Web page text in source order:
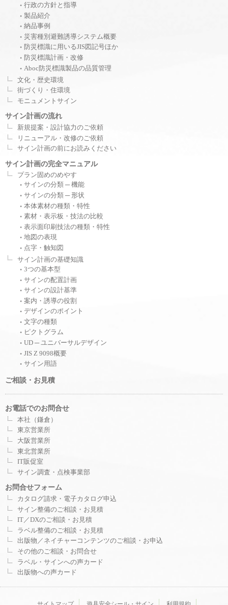
行政の方針と指導
製品紹介
納品事例
災害種別避難誘導システム概要
防災標識に用いるJIS図記号ほか
防災標識計画・改修
Aboc防災標識製品の品質管理
文化・歴史環境
街づくり・住環境
モニュメントサイン
サイン計画の流れ
新規提案・設計協力のご依頼
リニューアル・改修のご依頼
サイン計画の前にお読みください
サイン計画の完全マニュアル
プラン固めのめやす
サインの分類 ─ 機能
サインの分類 ─ 形状
本体素材の種類・特性
素材・表示板・技法の比較
表示面印刷技法の種類・特性
地図の表現
点字・触知図
サイン計画の基礎知識
3つの基本型
サインの配置計画
サインの設計基準
案内・誘導の役割
デザインのポイント
文字の種類
ピクトグラム
UD ─ ユニバーサルデザイン
JIS Z 9098概要
サイン用語
ご相談・お見積
お電話でのお問合せ
本社（鎌倉）
東京営業所
大阪営業所
東北営業所
IT販促室
サイン調査・点検事業部
お問合せフォーム
カタログ請求・電子カタログ申込
サイン整備のご相談・お見積
IT／DXのご相談・お見積
ラベル整備のご相談・お見積
出版物／ネイチャーコンテンツのご相談・お申込
その他のご相談・お問合せ
ラベル・サインへの声カード
出版物への声カード